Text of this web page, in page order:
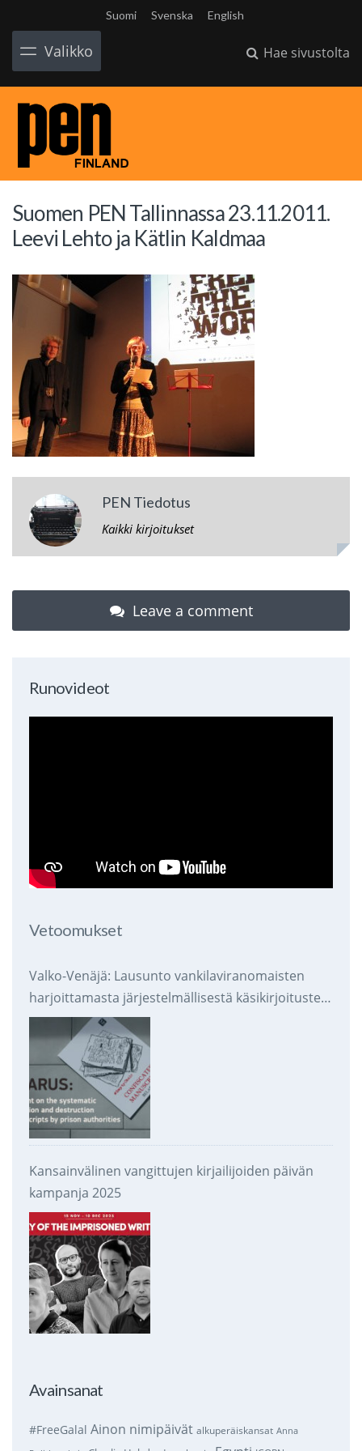
Suomi Svenska English
Valikko Hae sivustolta
Suomen PEN Tallinnassa 23.11.2011.
Leevi Lehto ja Kätlin Kaldmaa
PEN Tiedotus
Kaikki kirjoitukset
Leave a comment
Runovideot
Vetoomukset
Valko-Venäjä: Lausunto vankilaviranomaisten
harjoittamasta järjestelmällisestä käsikirjoitusten
takavarikoinnista ja tuhoamisesta
Kansainvälinen vangittujen kirjailijoiden päivän
kampanja 2025
Avainsanat
#FreeGalal Ainon nimipäivät alkuperäiskansat Anna